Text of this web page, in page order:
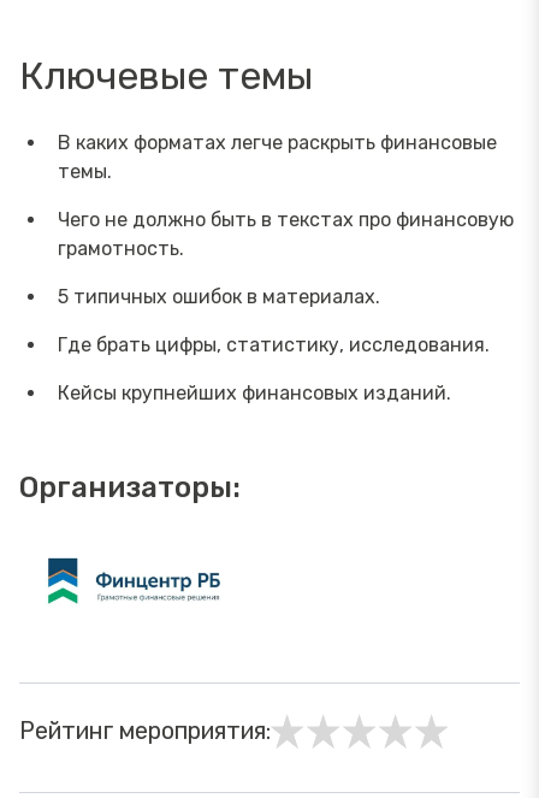
Ключевые темы
В каких форматах легче раскрыть финансовые
темы.
Чего не должно быть в текстах про финансовую
грамотность.
5 типичных ошибок в материалах.
Где брать цифры, статистику, исследования.
Кейсы крупнейших финансовых изданий.
Организаторы:
Рейтинг мероприятия: